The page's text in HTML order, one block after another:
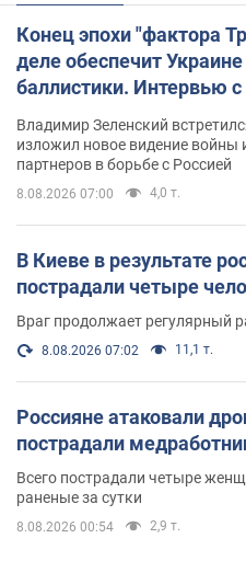
Конец эпохи "фактора
деле обеспечит
баллистики. Интервью
Владимир Зеленский
изложил новое видение
партнеров в борьбе с Россией
8.08.2026 07:00 4,0 т.
В Киеве в результате
пострадали четыре
Враг продолжает регулярный
8.08.2026 07:02 11,1 т.
Россияне атаковали
пострадали
Всего пострадали четыре
раненые за сутки
8.08.2026 00:54 2,9 т.